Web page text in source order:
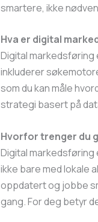
smartere, ikke
Hva er digital
Digital
inkluderer
som du kan måle
strategi basert på
Hvorfor trenger du
Digital markedsføring
ikke bare med lokale
oppdatert og jobbe
gang. For deg betyr